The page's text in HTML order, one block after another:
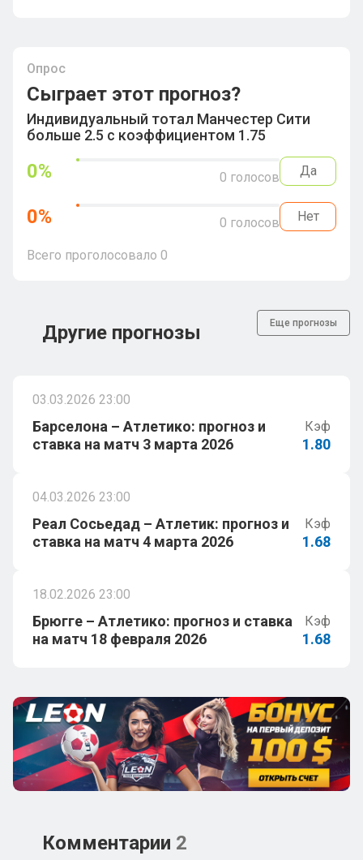
Опрос
Сыграет этот прогноз?
Индивидуальный тотал Манчестер Сити
больше 2.5 с коэффициентом 1.75
0% 0 голосов Да
0% 0 голосов Нет
Всего проголосовало 0
Другие прогнозы Еще прогнозы
03.03.2026 23:00
Барселона – Атлетико: прогноз и
ставка на матч 3 марта 2026
Кэф
1.80
04.03.2026 23:00
Реал Сосьедад – Атлетик: прогноз и
ставка на матч 4 марта 2026
Кэф
1.68
18.02.2026 23:00
Брюгге – Атлетико: прогноз и ставка
на матч 18 февраля 2026
Кэф
1.68
Комментарии 2